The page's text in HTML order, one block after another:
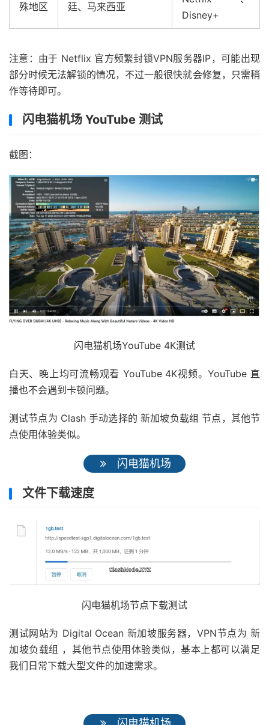
殊地区 廷、马来西亚
Disney+
注意：由于 Netflix 官方频繁封锁VPN服务器IP，可能出现
部分时候无法解锁的情况，不过一般很快就会修复，只需稍
作等待即可。
闪电猫机场 YouTube 测试
截图：
闪电猫机场YouTube 4K测试
白天、晚上均可流畅观看 YouTube 4K视频。YouTube 直
播也不会遇到卡顿问题。
测试节点为 Clash 手动选择的 新加坡负载组 节点，其他节
点使用体验类似。
闪电猫机场
文件下载速度
闪电猫机场节点下载测试
测试网站为 Digital Ocean 新加坡服务器，VPN节点为 新
加坡负载组 ，其他节点使用体验类似，基本上都可以满足
我们日常下载大型文件的加速需求。